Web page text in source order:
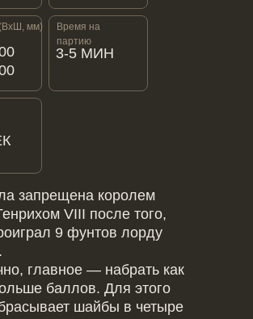
3-5 МИН
Время на
партию
мм)
запрещена королем
VIII после того,
9 фунтов лорду
главное — набрать как
баллов. Для этого
шайбы в четыре